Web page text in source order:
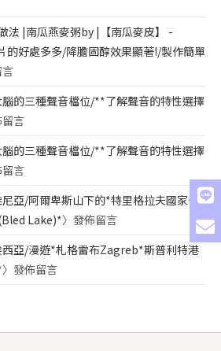
法 |南瓜燕麥粥by |【南瓜麥皮】 -
的好處多多/降膽固醇效果顯著!/製作簡單
腦的三種聲音檔位/**了解聲音的特性選擇
言
腦的三種聲音檔位/**了解聲音的特性選擇
言
亞/阿爾卑斯山下的*特里格拉夫國家公
Lake)*〉發佈留言
西亞/漫遊*札格雷布Zagreb*斯普利特港
〉發佈留言